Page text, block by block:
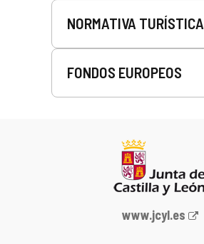
NORMATIVA TURÍSTICA
FONDOS EUROPEOS
Portal
www.jcyl.es